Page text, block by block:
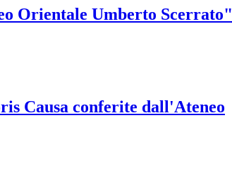
Orientale Umberto Scerrato"
Causa conferite dall'Ateneo